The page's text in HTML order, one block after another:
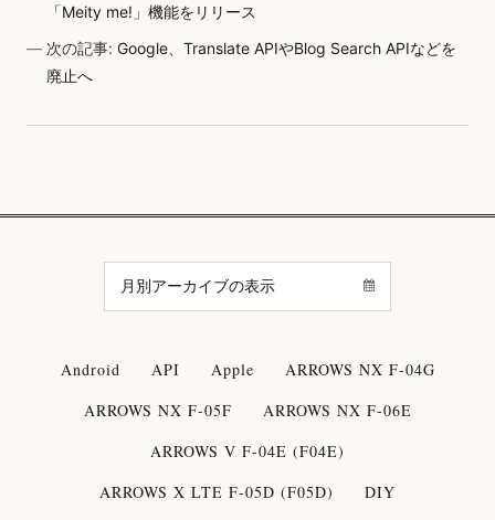
「Meity me!」機能をリリース
次の記事:Google、Translate APIやBlog Search APIなどを
廃止へ
Android API Apple
ARROWS NX F-04G
ARROWS NX F-05F
ARROWS NX F-06E
ARROWS V F-04E (F04E)
ARROWS X LTE F-05D (F05D)
DIY